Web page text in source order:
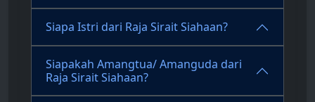
Siapa Istri dari Raja Sirait Siahaan?
Siapakah Amangtua/ Amanguda dari
Raja Sirait Siahaan?